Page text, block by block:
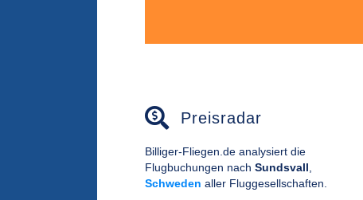
Preisradar
Billiger-Fliegen.de analysiert die
Flugbuchungen nach Sundsvall,
Schweden aller Fluggesellschaften.